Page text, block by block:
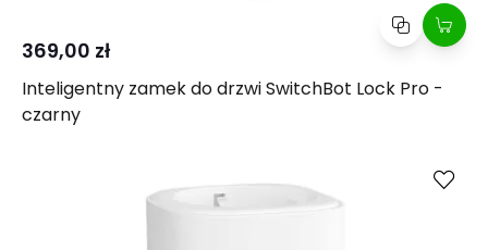
369,00 zł
Inteligentny zamek do drzwi SwitchBot Lock Pro -
czarny